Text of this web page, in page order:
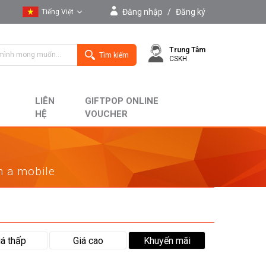
Tiếng Việt
English
Đăng nhập / Đăng ký
Tìm kiếm
Trung Tâm
CSKH
LIÊN
HỆ
GIFTPOP ONLINE
VOUCHER
a mobile
thấp Giá cao Khuyến mãi